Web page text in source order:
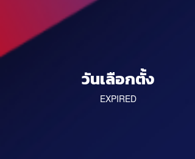
วันเลือกตั้ง
EXPIRED